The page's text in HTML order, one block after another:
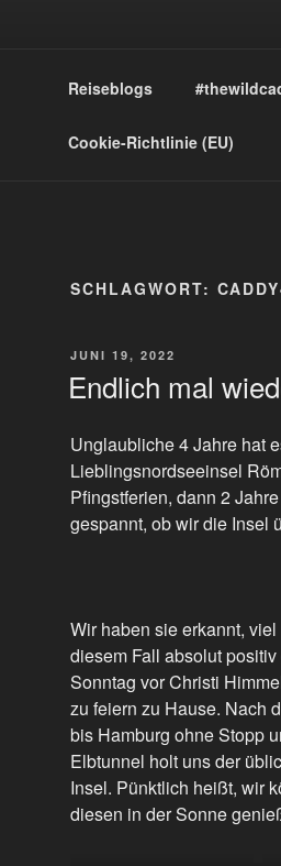
Reiseblogs
Cookie-Richtlinie (EU)
SCHLAGWORT:
VERÖFFENTLICHT
JUNI 19, 2022
Endlich mal
Unglaubliche 4 Jahre hat
Lieblingsnordseeinsel
Pfingstferien, dann 2
gespannt, ob wir die Insel
Wir haben sie erkannt,
diesem Fall absolut
Sonntag vor Christi
zu feiern zu Hause. Nach
bis Hamburg ohne Stopp
Elbtunnel holt uns der
Insel. Pünktlich heißt, wir
diesen in der Sonne